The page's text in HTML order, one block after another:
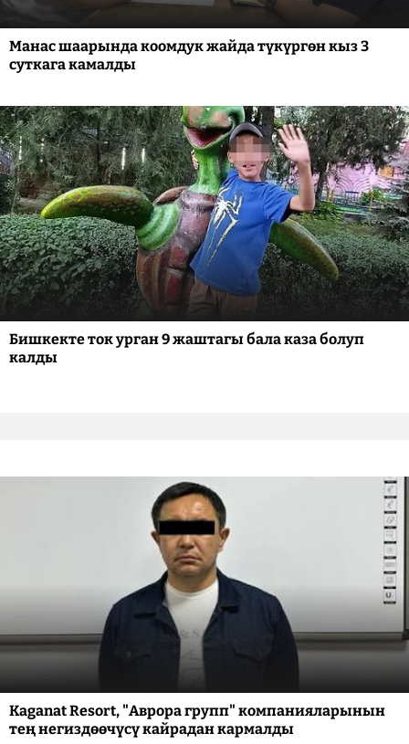
Манас шаарында коомдук жайда түкүргөн кыз 3
суткага камалды
Бишкекте ток урган 9 жаштагы бала каза болуп
калды
Kaganat Resort, "Аврора групп" компанияларынын
тең негиздөөчүсү кайрадан кармалды